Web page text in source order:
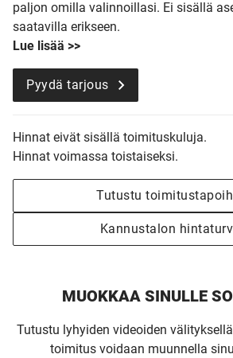
paljon omilla valinnoillasi. Ei sisällä
saatavilla erikseen.
Lue lisää >>
Pyydä tarjous
Hinnat eivät sisällä toimituskuluja.
Hinnat voimassa toistaiseksi.
Tutustu
Kannustalon
MUOKKAA SINULLE
Tutustu lyhyiden videoiden
toimitus voidaan muunnella